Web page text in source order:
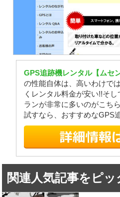
GPS追跡機レンタル【ムセ
の性能自体は、高いわけで
くレンタル料金が安い!!そ
ランが非常に多いのがこち
試すなら、おすすめなGPS
関連人気記事をピ